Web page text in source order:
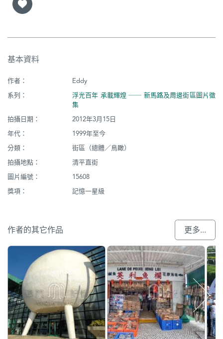
基本資料
作者：
Eddy
系列：
浮光百年 承載輝煌 ── 新馬路及周邊街區圖片徵
集
拍攝日期：
2012年3月15日
年代：
1999年至今
分類：
街區（總體／鳥瞰）
拍攝地點：
清平直街
圖片編號：
15608
獎項：
記憶一星級
作者的其它作品 更多...